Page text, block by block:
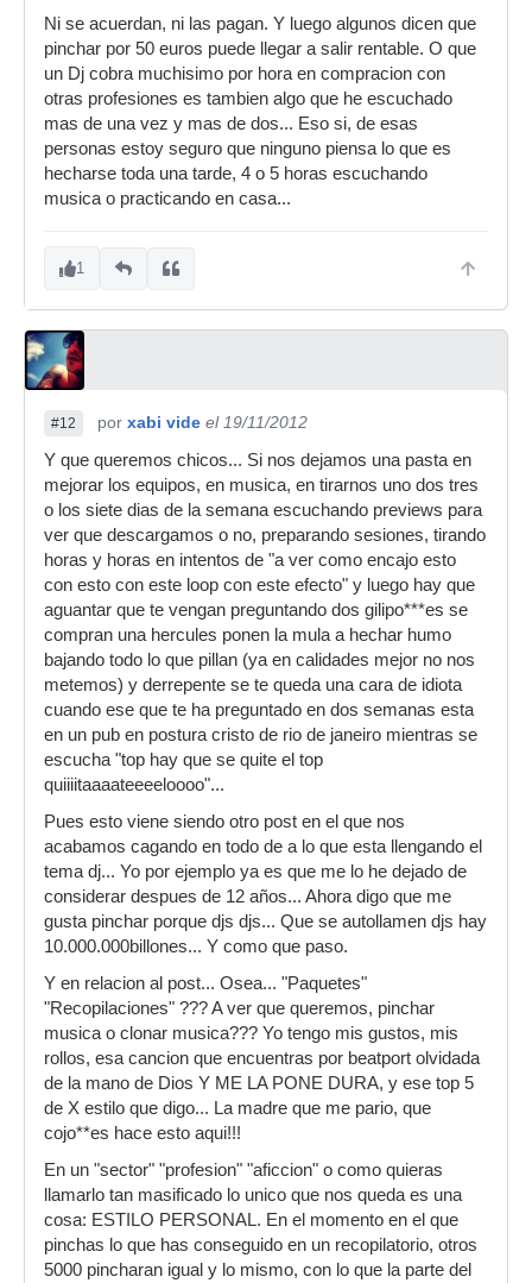
Ni se acuerdan, ni las pagan. Y luego algunos dicen que
pinchar por 50 euros puede llegar a salir rentable. O que
un Dj cobra muchisimo por hora en compracion con
otras profesiones es tambien algo que he escuchado
mas de una vez y mas de dos... Eso si, de esas
personas estoy seguro que ninguno piensa lo que es
hecharse toda una tarde, 4 o 5 horas escuchando
musica o practicando en casa...
1
#12 por xabi vide el 19/11/2012
Y que queremos chicos... Si nos dejamos una pasta en
mejorar los equipos, en musica, en tirarnos uno dos tres
o los siete dias de la semana escuchando previews para
ver que descargamos o no, preparando sesiones, tirando
horas y horas en intentos de "a ver como encajo esto
con esto con este loop con este efecto" y luego hay que
aguantar que te vengan preguntando dos gilipo***es se
compran una hercules ponen la mula a hechar humo
bajando todo lo que pillan (ya en calidades mejor no nos
metemos) y derrepente se te queda una cara de idiota
cuando ese que te ha preguntado en dos semanas esta
en un pub en postura cristo de rio de janeiro mientras se
escucha "top hay que se quite el top
quiiiitaaaateeeeloooo"...
Pues esto viene siendo otro post en el que nos
acabamos cagando en todo de a lo que esta llengando el
tema dj... Yo por ejemplo ya es que me lo he dejado de
considerar despues de 12 años... Ahora digo que me
gusta pinchar porque djs djs... Que se autollamen djs hay
10.000.000billones... Y como que paso.
Y en relacion al post... Osea... "Paquetes"
"Recopilaciones" ??? A ver que queremos, pinchar
musica o clonar musica??? Yo tengo mis gustos, mis
rollos, esa cancion que encuentras por beatport olvidada
de la mano de Dios Y ME LA PONE DURA, y ese top 5
de X estilo que digo... La madre que me pario, que
cojo**es hace esto aqui!!!
En un "sector" "profesion" "aficcion" o como quieras
llamarlo tan masificado lo unico que nos queda es una
cosa: ESTILO PERSONAL. En el momento en el que
pinchas lo que has conseguido en un recopilatorio, otros
5000 pincharan igual y lo mismo, con lo que la parte del